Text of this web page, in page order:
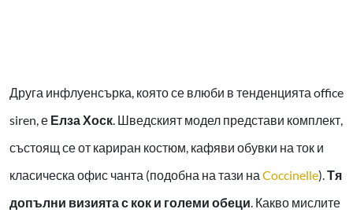
Друга инфлуенсърка, която се влюби в тенденцията office
siren, е Елза Хоск. Шведският модел представи комплект,
състоящ се от кариран костюм, кафяви обувки на ток и
класическа офис чанта (подобна на тази на Coccinelle).Тя
допълни визията с кок и големи обеци. Какво мислите